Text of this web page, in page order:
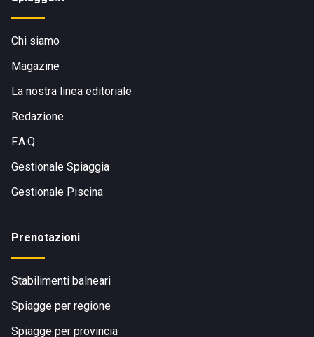
Chi siamo
Magazine
La nostra linea editoriale
Redazione
F.A.Q.
Gestionale Spiaggia
Gestionale Piscina
Prenotazioni
Stabilimenti balneari
Spiagge per regione
Spiagge per provincia